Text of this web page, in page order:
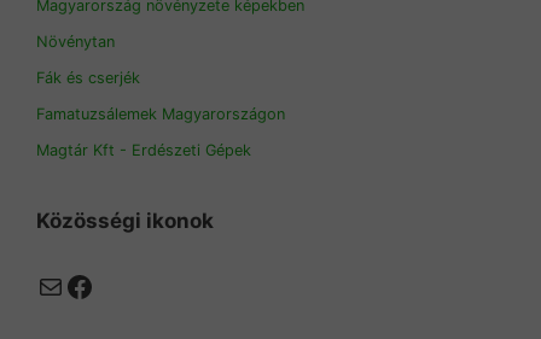
Magyarország növényzete képekben
Növénytan
Fák és cserjék
Famatuzsálemek Magyarországon
Magtár Kft - Erdészeti Gépek
Közösségi ikonok
MailFacebook